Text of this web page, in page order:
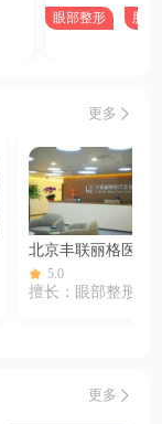
眼部整形 脂肪
更多
北京丰联丽格医疗
美容门诊部
5.0
擅长： 眼部整形
更多